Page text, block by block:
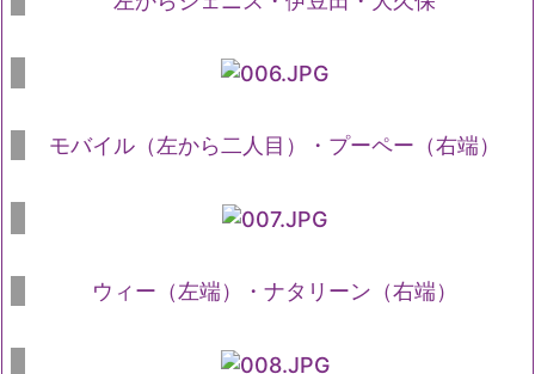
モバイル（左から二人目）・プーペー（右端）
ウィー（左端）・ナタリーン（右端）